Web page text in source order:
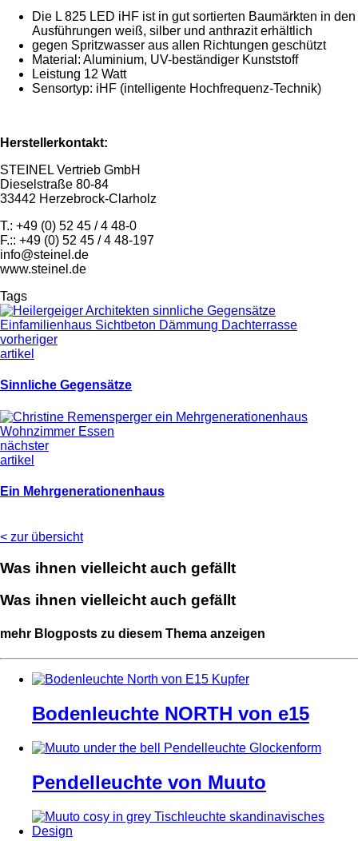
Die L 825 LED iHF ist in gut sortierten Baumärkten in den
Ausführungen weiß, silber und anthrazit erhältlich
gegen Spritzwasser aus allen Richtungen geschützt
Material: Aluminium, UV-beständiger Kunststoff
Leistung 12 Watt
Sensortyp: iHF (intelligente Hochfrequenz-Technik)
Herstellerkontakt:
STEINEL Vertrieb GmbH
Dieselstraße 80-84
33442 Herzebrock-Clarholz
T.: +49 (0) 52 45 / 4 48-0
F.:: +49 (0) 52 45 / 4 48-197
info@steinel.de
www.steinel.de
Tags
vorheriger
artikel
Sinn­li­che Ge­gensätze
nächster
artikel
Ein Mehr­ge­ne­ra­tio­nen­haus
< zur übersicht
Was ihnen vielleicht auch gefällt
Was ihnen vielleicht auch gefällt
mehr Blogposts zu diesem Thema anzeigen
Bo­den­leuch­te NORTH von e15
Pen­del­leuch­te von Muu­to